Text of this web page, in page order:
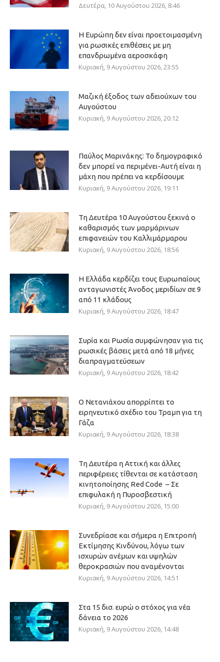
Δευτέρα, 10 Αυγούστου 2026, 8:46
Η Ευρώπη δεν είναι προετοιμασμένη
για ρωσικές επιθέσεις με μη
επανδρωμένα αεροσκάφη
Κυριακή, 9 Αυγούστου 2026, 23:55
Μαζική έξοδος των αδειούχων του
Αυγούστου
Κυριακή, 9 Αυγούστου 2026, 20:12
Παύλος Μαρινάκης: Το δημογραφικό
δεν μπορεί να περιμένει-Αυτή είναι η
μάχη που πρέπει να κερδίσουμε
Κυριακή, 9 Αυγούστου 2026, 19:11
Τη Δευτέρα 10 Αυγούστου ξεκινά ο
καθαρισμός των μαρμάρινων
επιφανειών του Καλλιμάρμαρου
Κυριακή, 9 Αυγούστου 2026, 18:56
Η Ελλάδα κερδίζει τους Ευρωπαίους
ανταγωνιστές Άνοδος μεριδίων σε 9
από 11 κλάδους
Κυριακή, 9 Αυγούστου 2026, 18:47
Συρία και Ρωσία συμφώνησαν για τις
ρωσικές βάσεις μετά από 18 μήνες
διαπραγματεύσεων
Κυριακή, 9 Αυγούστου 2026, 18:42
Ο Νετανιάχου απορρίπτει το
ειρηνευτικό σχέδιο του Τραμπ για τη
Γάζα
Κυριακή, 9 Αυγούστου 2026, 18:38
Τη Δευτέρα η Αττική και άλλες
περιφέρειες τίθενται σε κατάσταση
κινητοποίησης Red Code – Σε
επιφυλακή η Πυροσβεστική
Κυριακή, 9 Αυγούστου 2026, 15:00
Συνεδρίασε και σήμερα η Επιτροπή
Εκτίμησης Κινδύνου, λόγω των
ισχυρών ανέμων και υψηλών
θεροκρασιών που αναμένονται
Κυριακή, 9 Αυγούστου 2026, 14:51
Στα 15 δισ. ευρώ ο στόχος για νέα
δάνεια το 2026
Κυριακή, 9 Αυγούστου 2026, 14:48